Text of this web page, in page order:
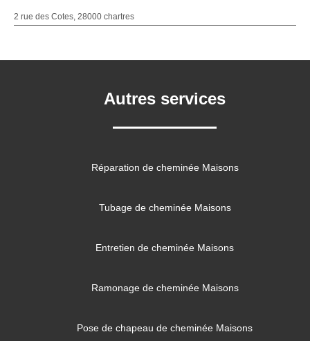
2 rue des Cotes, 28000 chartres
Autres services
Réparation de cheminée Maisons
Tubage de cheminée Maisons
Entretien de cheminée Maisons
Ramonage de cheminée Maisons
Pose de chapeau de cheminée Maisons